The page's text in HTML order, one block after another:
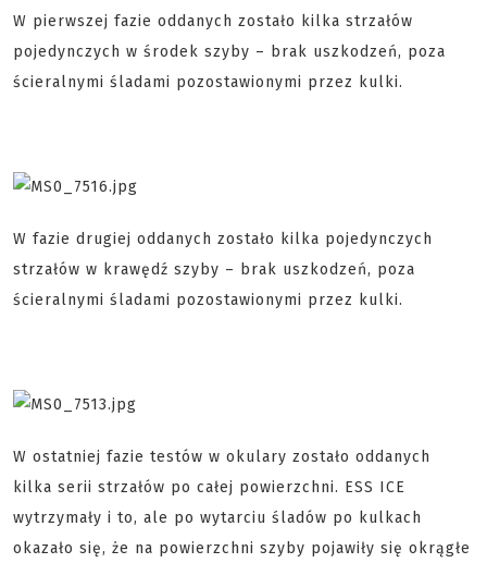
W pierwszej fazie oddanych zostało kilka strzałów
pojedynczych w środek szyby – brak uszkodzeń, poza
ścieralnymi śladami pozostawionymi przez kulki.
W fazie drugiej oddanych zostało kilka pojedynczych
strzałów w krawędź szyby – brak uszkodzeń, poza
ścieralnymi śladami pozostawionymi przez kulki.
W ostatniej fazie testów w okulary zostało oddanych
kilka serii strzałów po całej powierzchni. ESS ICE
wytrzymały i to, ale po wytarciu śladów po kulkach
okazało się, że na powierzchni szyby pojawiły się okrągłe